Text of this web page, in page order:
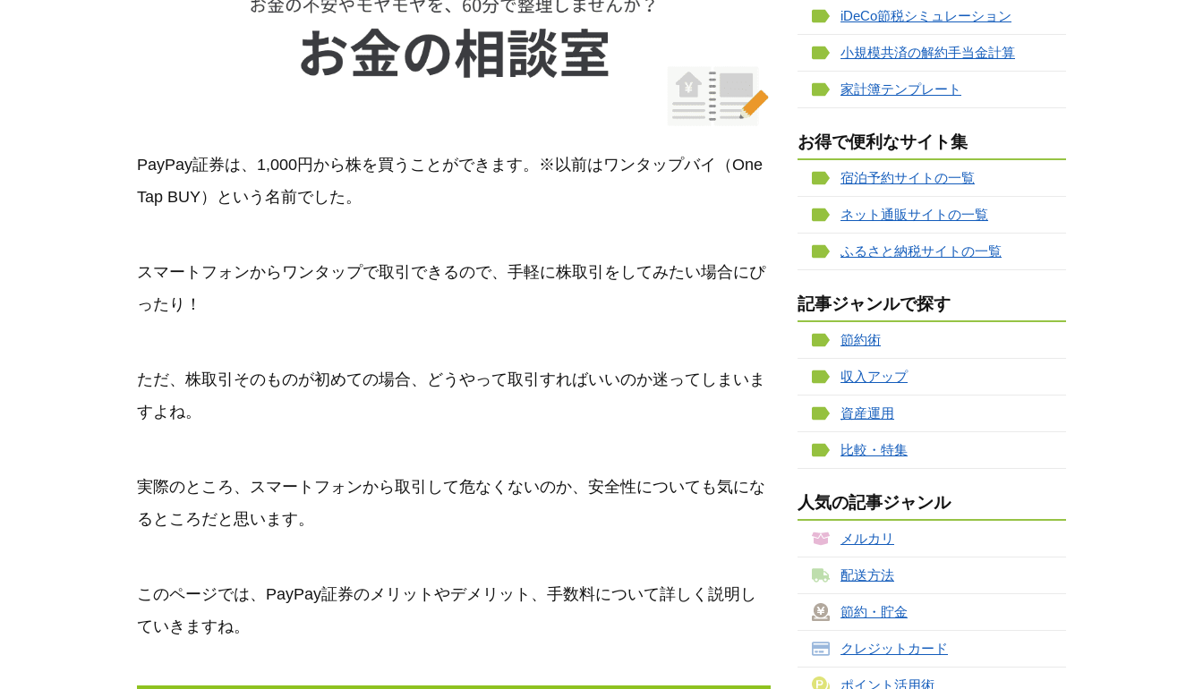
PayPay証券は、1,000円から株を買うことができます。※以前はワンタップバイ（One
Tap BUY）という名前でした。
スマートフォンからワンタップで取引できるので、手軽に株取引をしてみたい場合にぴ
ったり！
ただ、株取引そのものが初めての場合、どうやって取引すればいいのか迷ってしまいま
すよね。
実際のところ、スマートフォンから取引して危なくないのか、安全性についても気にな
るところだと思います。
このページでは、PayPay証券のメリットやデメリット、手数料について詳しく説明し
ていきますね。
iDeCo節税シミュレーション
小規模共済の解約手当金計算
家計簿テンプレート
お得で便利なサイト集
宿泊予約サイトの一覧
ネット通販サイトの一覧
ふるさと納税サイトの一覧
記事ジャンルで探す
節約術
収入アップ
資産運用
比較・特集
人気の記事ジャンル
メルカリ
配送方法
節約・貯金
クレジットカード
ポイント活用術